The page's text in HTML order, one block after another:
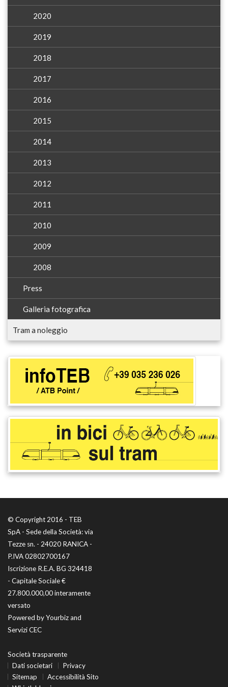
2020
2019
2018
2017
2016
2015
2014
2013
2012
2011
2010
2009
2008
Press
Galleria fotografica
Tram a noleggio
© Copyright 2016 - TEB
SpA - Sede della Società: via
Tezze sn. - 24020 RANICA -
P.IVA 02802700167
Iscrizione R.E.A. BG 324418
- Capitale Sociale €
27.800.000,00 interamente
versato
Powered byYourbizand
Servizi CEC
Società trasparente
Dati societari
Privacy
Sitemap
Accessibilità Sito